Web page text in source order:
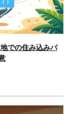
での住み込みバ